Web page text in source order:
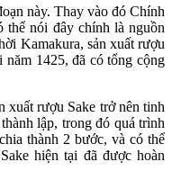
này. Thay vào đó Chính
thể nói đây chính là nguồn
Kamakura, sản xuất rượu
1425, đã có tổng cộng
xuất rượu Sake trở nên tinh
lập, trong đó quá trình
thành 2 bước, và có thể
hiện tại đã được hoàn